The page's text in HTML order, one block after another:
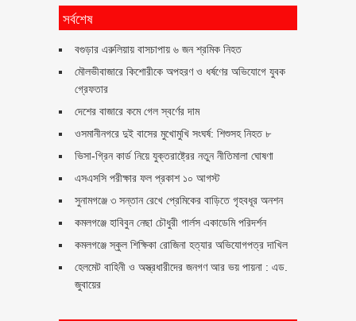
সর্বশেষ
বগুড়ার এরুলিয়ায় বাসচাপায় ৬ জন শ্রমিক নিহত
মৌলভীবাজারে কিশোরীকে অপহরণ ও ধর্ষণের অভিযোগে যুবক
গ্রেফতার
দেশের বাজারে কমে গেল স্বর্ণের দাম
ওসমানীনগরে দুই বাসের মুখোমুখি সংঘর্ষ: শিশুসহ নিহত ৮
ভিসা-গ্রিন কার্ড নিয়ে যুক্তরাষ্ট্রের নতুন নীতিমালা ঘোষণা
এসএসসি পরীক্ষার ফল প্রকাশ ১০ আগস্ট
সুনামগঞ্জে ৩ সন্তান রেখে প্রেমিকের বাড়িতে গৃহবধূর অনশন
কমলগঞ্জে হাবিবুন নেছা চৌধুরী গার্লস একাডেমি পরিদর্শন
কমলগঞ্জে স্কুল শিক্ষিকা রোজিনা হত্যার অভিযোগপত্র দাখিল
হেলমেট বাহিনী ও অস্ত্রধারীদের জনগণ আর ভয় পায়না : এড.
জুবায়ের